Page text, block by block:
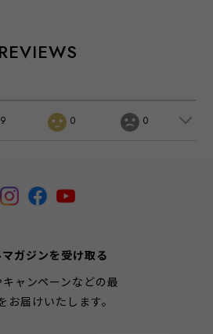
REVIEWS
0 0
ガジンを受け取る
ャンペーンなどの最
お届けいたします。